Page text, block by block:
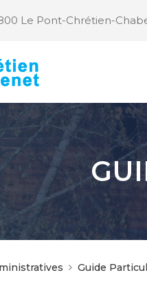
Le Pont-Chrétien-
Guide